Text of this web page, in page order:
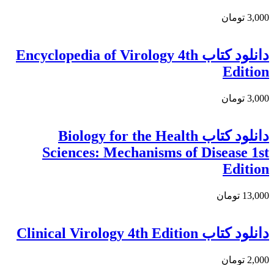
3,000 تومان
دانلود كتاب Encyclopedia of Virology 4th
Edition
3,000 تومان
دانلود کتاب Biology for the Health
Sciences: Mechanisms of Disease 1st
Edition
13,000 تومان
دانلود کتاب Clinical Virology 4th Edition
2,000 تومان